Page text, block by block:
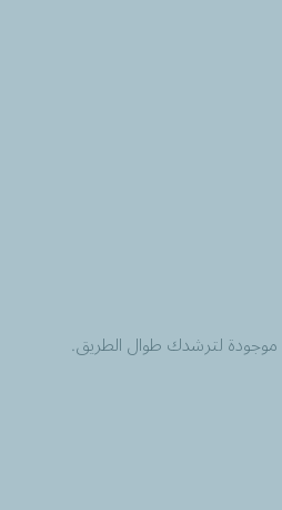
موجودة لترشدك طوال الطريق.